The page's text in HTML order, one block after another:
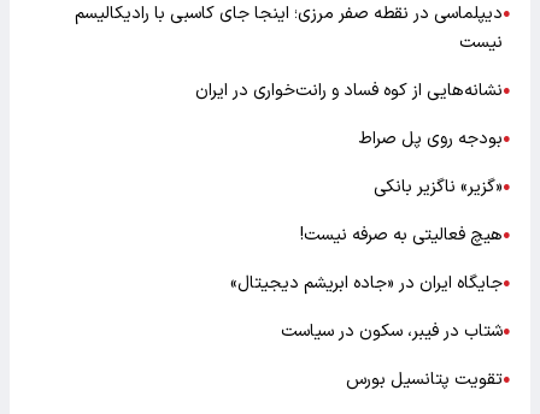
●دیپلماسی در نقطه صفر مرزی؛ اینجا جای کاسبی با رادیکالیسم
نیست
●نشانه‌هایی از کوه فساد و رانت‌خواری در ایران
●بودجه روی پل صراط
●«گزیر» ناگزیر بانکی
●هیچ فعالیتی به صرفه نیست!
●جایگاه ایران در «جاده ابریشم دیجیتال»
●شتاب در فیبر، سکون در سیاست
●تقویت پتانسیل بورس